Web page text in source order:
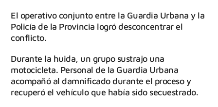
El operativo conjunto entre la Guardia Urbana y la
Policía de la Provincia logró desconcentrar el
conflicto.
Durante la huida, un grupo sustrajo una
motocicleta. Personal de la Guardia Urbana
acompañó al damnificado durante el proceso y
recuperó el vehículo que había sido secuestrado.